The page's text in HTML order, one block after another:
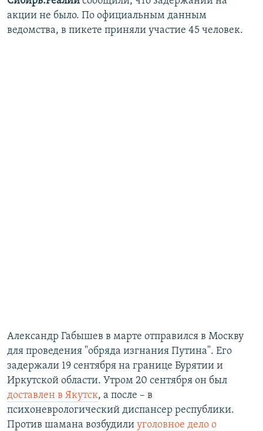
акции не было. По официальным данным
ведомства, в пикете приняли участие 45 человек.
Александр Габышев в марте отправился в Москву
для проведения "обряда изгнания Путина". Его
задержали 19 сентября на границе Бурятии и
Иркутской области. Утром 20 сентября он был
доставлен в Якутск, а после – в
психоневрологический диспансер республики.
Против шамана возбудили уголовное дело о